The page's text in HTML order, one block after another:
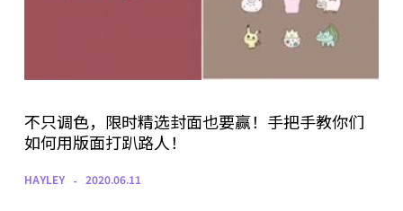
不只调色，限时精选封面也要赢！手把手教你们
如何用版面打趴路人！
HAYLEY 2020.06.11